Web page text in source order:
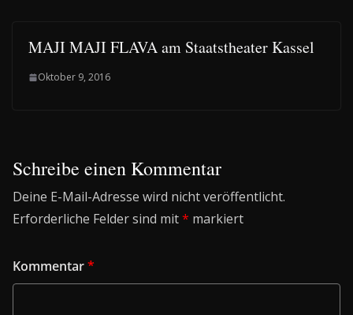
MAJI MAJI FLAVA am Staatstheater Kassel
Oktober 9, 2016
Schreibe einen Kommentar
Deine E-Mail-Adresse wird nicht veröffentlicht.
Erforderliche Felder sind mit* markiert
Kommentar*